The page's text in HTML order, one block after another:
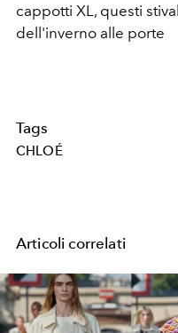
cappotti XL, questi
dell'inverno alle porte
Tags
CHLOÉ
Articoli correlati